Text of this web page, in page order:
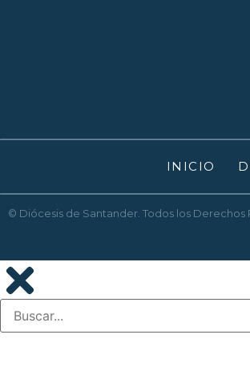
INICIO
© Diócesis de Santander. Todos los Derechos